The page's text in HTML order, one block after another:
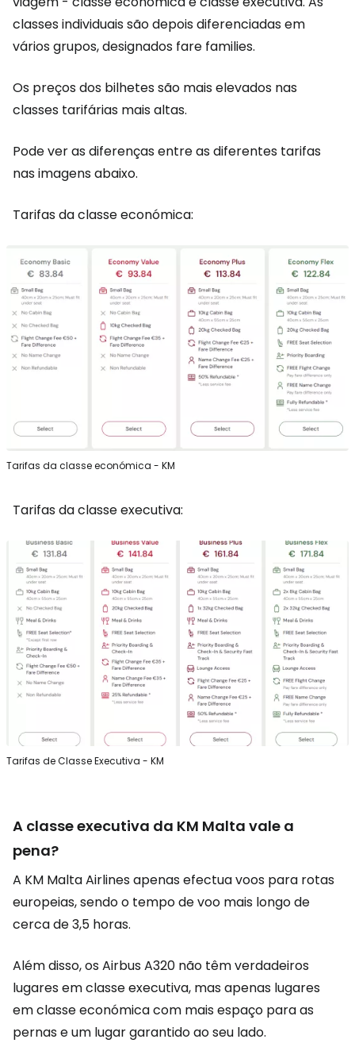
classes individuais são depois diferenciadas em
vários grupos, designados fare families.
Os preços dos bilhetes são mais elevados nas
classes tarifárias mais altas.
Pode ver as diferenças entre as diferentes tarifas
nas imagens abaixo.
Tarifas da classe económica:
Tarifas da classe económica - KM
Tarifas da classe executiva:
Tarifas de Classe Executiva - KM
A classe executiva da KM Malta vale a
pena?
A KM Malta Airlines apenas efectua voos para rotas
europeias, sendo o tempo de voo mais longo de
cerca de 3,5 horas.
Além disso, os Airbus A320 não têm verdadeiros
lugares em classe executiva, mas apenas lugares
em classe económica com mais espaço para as
pernas e um lugar garantido ao seu lado.